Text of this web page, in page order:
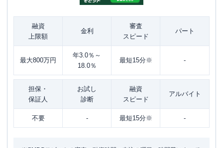
融資
上限額
金利
審査
スピード
パート
最大800万円
年3.0％～
18.0％
最短15分※ -
担保・
保証人
お試し
診断
融資
スピード
アルバイト
不要 - 最短15分※ -